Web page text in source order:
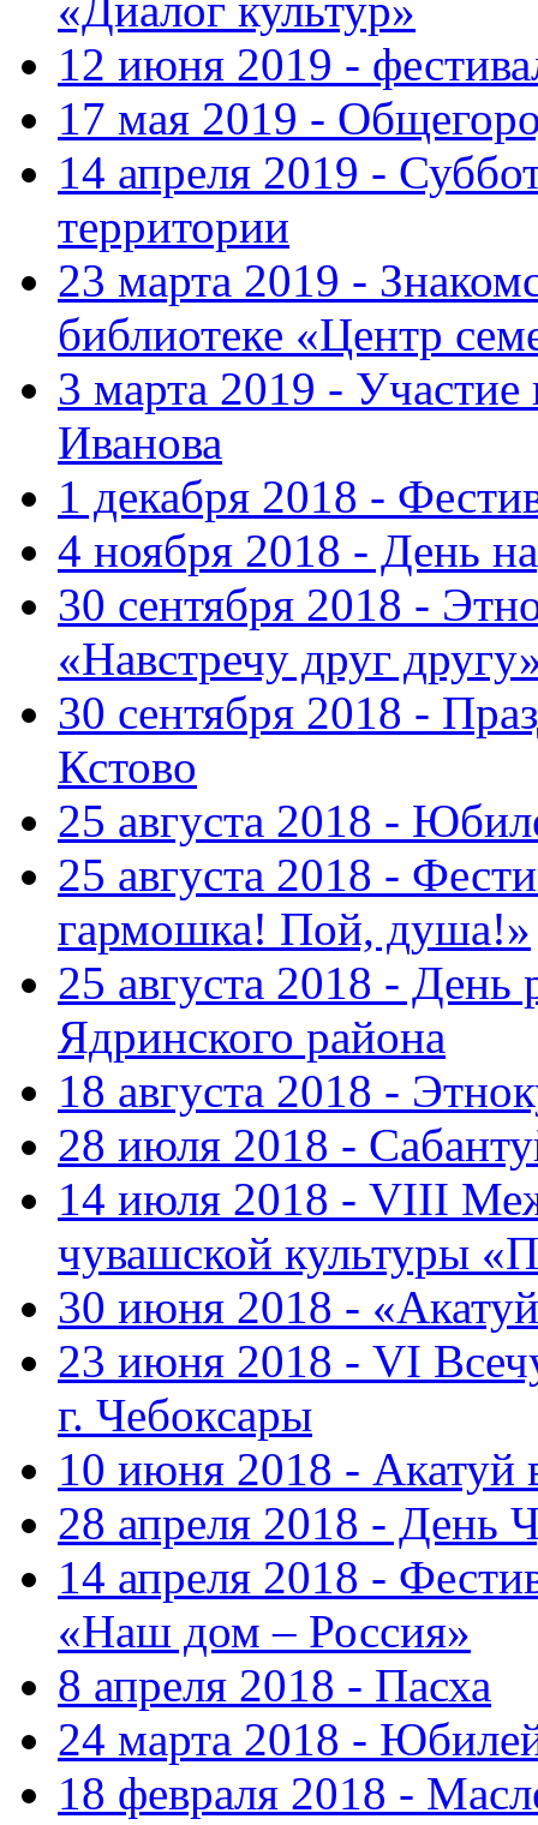
12 июня 2019 -
17 мая 2019 -
14 апреля 2019 -
территории
23 марта 2019 -
библиотеке «Центр
3 марта 2019 -
Иванова
1 декабря 2018 -
4 ноября 2018 - День
30 сентября 2018 -
«Навстречу друг
30 сентября 2018 -
Кстово
25 августа 2018 -
25 августа 2018 -
гармошка! Пой, душа!»
25 августа 2018 -
Ядринского района
18 августа 2018 -
28 июля 2018 -
14 июля 2018 - VIII
чувашской культуры
30 июня 2018 -
23 июня 2018 - VI
г. Чебоксары
10 июня 2018 - Акатуй
28 апреля 2018 - День
14 апреля 2018 -
«Наш дом – Россия»
8 апреля 2018 - Пасха
24 марта 2018 -
18 февраля 2018 -